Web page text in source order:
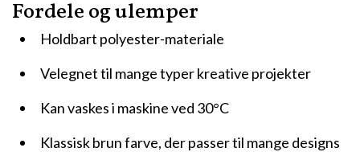
Fordele og ulemper
Holdbart polyester-materiale
Velegnet til mange typer kreative projekter
Kan vaskes i maskine ved 30°C
Klassisk brun farve, der passer til mange designs